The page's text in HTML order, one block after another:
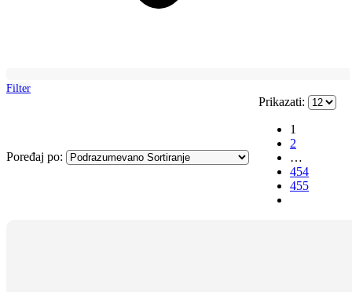
Filter
Poređaj po:
Prikazati:
1
2
…
454
455